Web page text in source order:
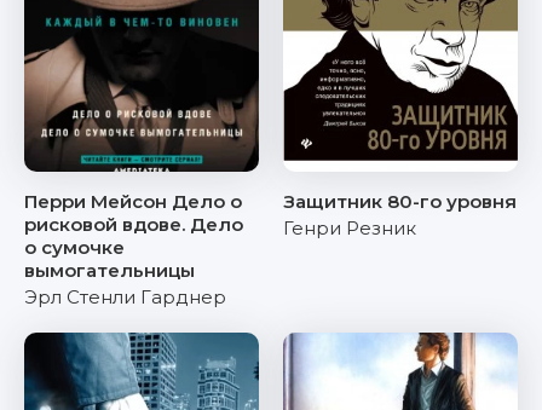
Перри Мейсон Дело о
рисковой вдове. Дело
о сумочке
вымогательницы
Эрл Стенли Гарднер
Защитник 80-го уровня
Генри Резник